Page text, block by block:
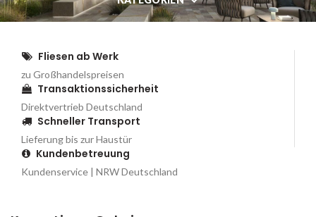
Fliesen ab Werk
zu Großhandelspreisen
Transaktionssicherheit
Direktvertrieb Deutschland
Schneller Transport
Lieferung bis zur Haustür
Kundenbetreuung
Kundenservice | NRW Deutschland